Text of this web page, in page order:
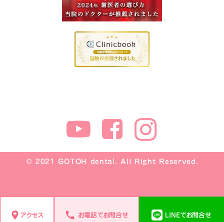
アクセス
add_location お電話でお問合せ
call LINEでお問合せ
© 2021 GOTOH dental. All Right Reserved.